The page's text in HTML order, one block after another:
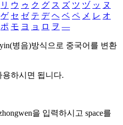
リ ウ ゥ ク グ ス ズ ツ ヅ ッ ヌ
ゲ セ ゼ テ デ ヘ ベ ペ メ レ オ
ポ モ ヨ ョ ロ ヲ ―
병음)방식으로 중국어를 변환
하시면 됩니다.
을 입력하시고 space를